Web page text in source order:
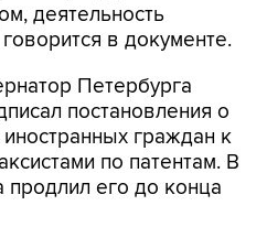
деятельность
в документе.
Петербурга
постановления о
граждан к
по патентам. В
продлил его до конца